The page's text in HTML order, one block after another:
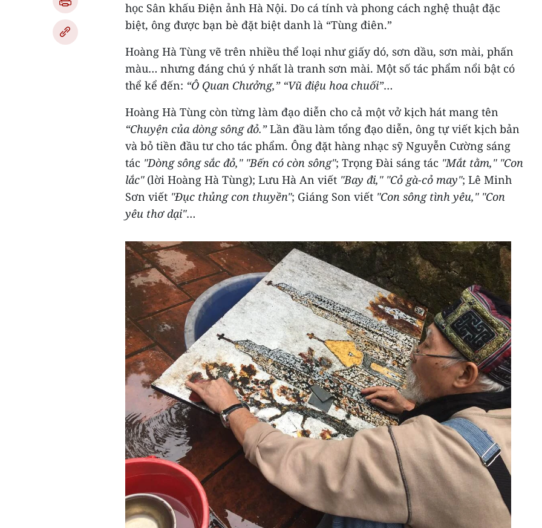
học Sân khấu Điện ảnh Hà Nội. Do cá tính và phong cách nghệ thuật đặc
biệt, ông được bạn bè đặt biệt danh là “Tùng điên.”
Hoàng Hà Tùng vẽ trên nhiều thể loại như giấy dó, sơn dầu, sơn mài, phấn
màu… nhưng đáng chú ý nhất là tranh sơn mài. Một số tác phẩm nổi bật có
thể kể đến: “Ô Quan Chưởng,” “Vũ điệu hoa chuối”…
Hoàng Hà Tùng còn từng làm đạo diễn cho cả một vở kịch hát mang tên
“Chuyện của dòng sông đỏ.”Lần đầu làm tổng đạo diễn, ông tự viết kịch bản
và bỏ tiền đầu tư cho tác phẩm. Ông đặt hàng nhạc sỹ Nguyễn Cường sáng
tác "Dòng sông sắc đỏ," "Bến có còn sông"; Trọng Đài sáng tác "Mắt tằm," "Con
lắc" (lời Hoàng Hà Tùng); Lưu Hà An viết "Bay đi," "Cỏ gà-cỏ may"; Lê Minh
Sơn viết "Đục thủng con thuyền"; Giáng Son viết "Con sông tình yêu," "Con
yêu thơ dại"…